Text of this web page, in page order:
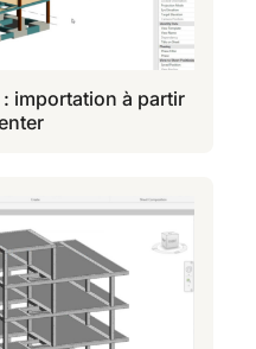
importation à partir